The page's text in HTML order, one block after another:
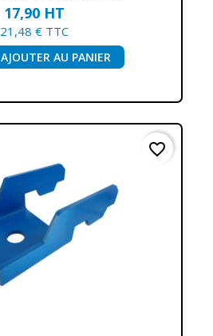
17,90 HT
21,48 € TTC
AJOUTER AU PANIER
favorite_border